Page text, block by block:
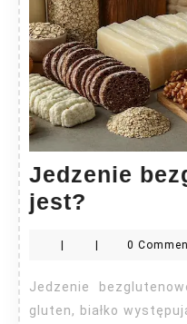
Jedzenie
jest?
co
to
jest?
0
Jedzenie bezglutenowe to dieta, która eliminuje
gluten, białko